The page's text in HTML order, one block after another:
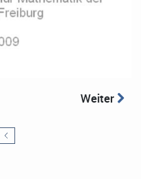
Weiter